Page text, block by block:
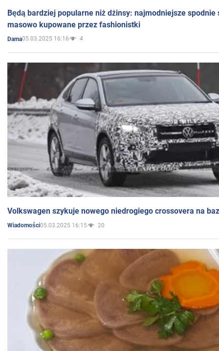
Będą bardziej popularne niż dżinsy: najmodniejsze spodnie
masowo kupowane przez fashionistki
Dama05.03.2025 16:16 4
Volkswagen szykuje nowego niedrogiego crossovera na
Wiadomości05.03.2025 16:15 20